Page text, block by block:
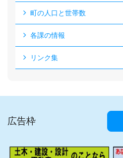
町の人口と世帯数
各課の情報
リンク集
広告枠